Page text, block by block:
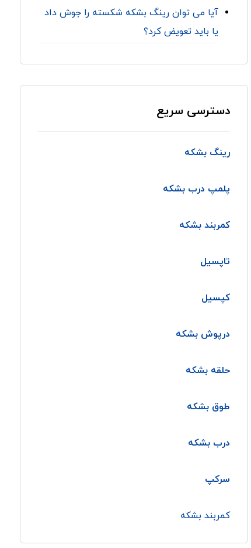
آیا می توان رینگ بشکه شکسته را جوش داد
یا باید تعویض کرد؟
دسترسی سریع
رینگ بشکه
پلمپ درب بشکه
کمربند بشکه
تاپسیل
کپسیل
درپوش بشکه
حلقه بشکه
طوق بشکه
درب بشکه
سرکپ
کمربند بشکه